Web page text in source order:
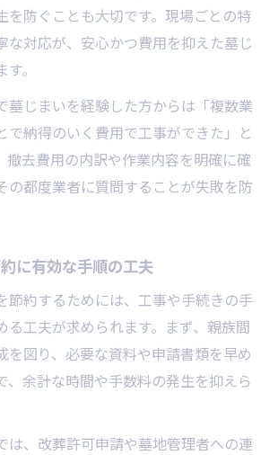
を防ぐことも大切です。現場ごとの特
な対応が、安心かつ費用を抑えた墓じ
。
墓じまいを経験した方からは「複数業
で納得のいく費用で工事ができた」と
撤去費用の内訳や作業内容を明確に確
の都度業者に質問することが失敗を防
に有効な手順の工夫
節約するためには、工事や手続きの手
る工夫が求められます。まず、親族間
を図り、必要な資料や申請書類を早め
、余計な時間や手数料の発生を抑えら
は、改葬許可申請や墓地管理者への連